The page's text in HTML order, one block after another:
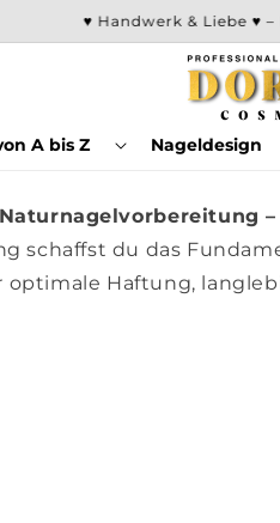
♥ Handwerk & Liebe ♥
A bis Z Nageldesign
Naturnagelvorbereitung
schaffst du das
Haftung,